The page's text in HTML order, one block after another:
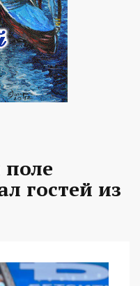
поле
гостей из